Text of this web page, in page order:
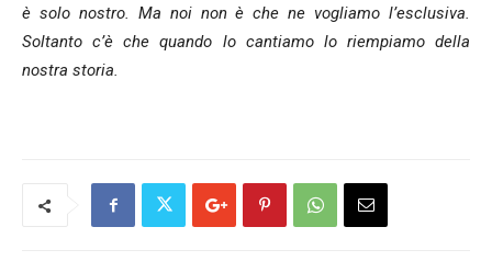
è solo nostro. Ma noi non è che ne vogliamo l’esclusiva.
Soltanto c’è che quando lo cantiamo lo riempiamo della
nostra storia.